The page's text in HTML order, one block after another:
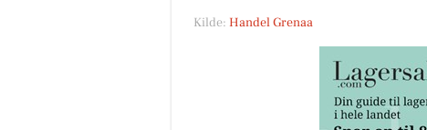
Kilde: Handel Grenaa